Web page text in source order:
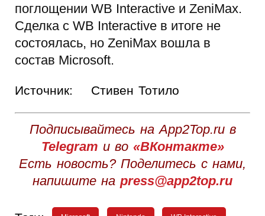
поглощении WB Interactive и ZeniMax.
Сделка с WB Interactive в итоге не
состоялась, но ZeniMax вошла в
состав Microsoft.
Источник: Стивен Тотило
Подписывайтесь на App2Top.ru в
Telegram и во «ВКонтакте»
Есть новость? Поделитесь с нами,
напишите на press@app2top.ru